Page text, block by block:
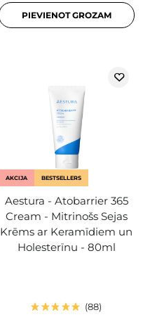
PIEVIENOT GROZAM
AKCIJA BESTSELLERS
Aestura - Atobarrier 365
Cream - Mitrinošs Sejas
Krēms ar Keramīdiem un
Holesterīnu - 80ml
88